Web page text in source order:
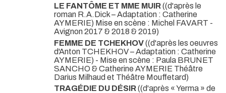
LE FANTÔME ET MME MUIR((d'après le
roman R.A.Dick – Adaptation : Catherine
AYMERIE) Mise en scène : Michel FAVART -
Avignon 2017 & 2018 & 2019)
FEMME DE TCHEKHOV((d'après les oeuvres
d'Anton TCHEKHOV – Adaptation : Catherine
AYMERIE) - Mise en scène : Paula BRUNET
SANCHO & Catherine AYMERIE Théâtre
Darius Milhaud et Théâtre Mouffetard)
TRAGÉDIE DU DÉSIR((d'après « Yerma » de